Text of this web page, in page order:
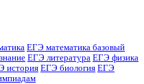
ЕГЭ математика базовый
ЕГЭ литература ЕГЭ физика
история ЕГЭ биология ЕГЭ